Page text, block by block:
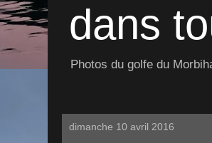
dans
Photos du golfe du
dimanche 10 avril 2016